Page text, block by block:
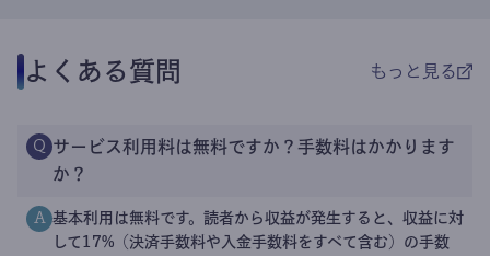
よくある質問 もっと見る
Q サービス利用料は無料ですか？手数料はかかります
か？
A 基本利用は無料です。読者から収益が発生すると、収益に対
して17%（決済手数料や入金手数料をすべて含む）の手数